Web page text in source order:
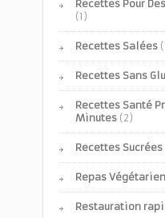
Recettes Pour
(1)
Recettes Salées
Recettes Sans
Recettes Santé
Minutes (2)
Recettes Sucrées
Repas
Restauration